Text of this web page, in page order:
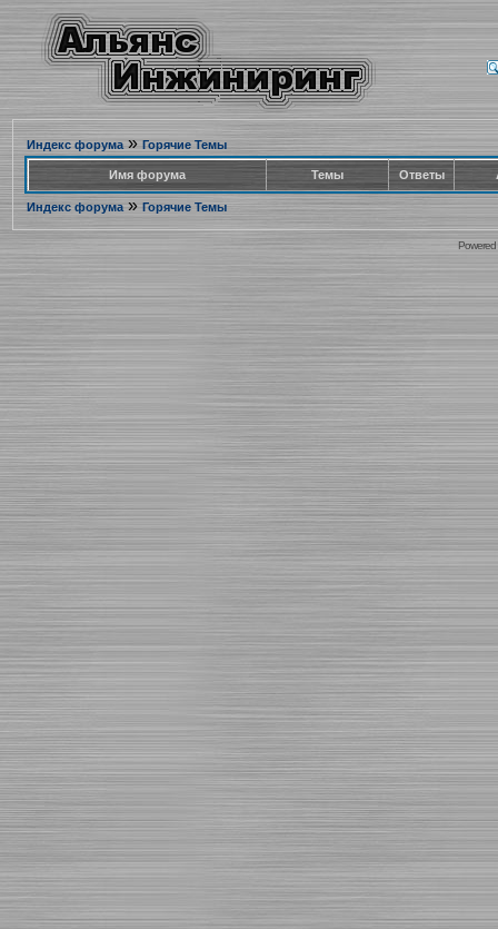
Индекс форума» Горячие Темы
Имя форума Темы Ответы
Индекс форума» Горячие Темы